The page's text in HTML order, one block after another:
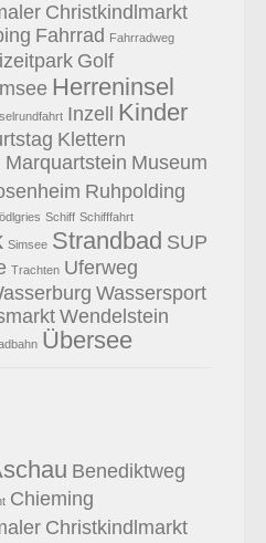
Christkindlmarkt
Fahrrad Fahrradweg
Golf
Herreninsel
Inzell Kinder
Klettern
Marquartstein Museum
Ruhpolding
Schiff Schifffahrt
Simsee Strandbad SUP
Trachten Uferweg
Wassersport
Wendelstein
Übersee
Benediktweg
Chieming
Christkindlmarkt